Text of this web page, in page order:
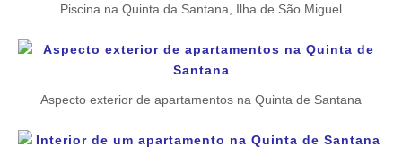
Piscina na Quinta da Santana, Ilha de São Miguel
Aspecto exterior de apartamentos na Quinta de Santana